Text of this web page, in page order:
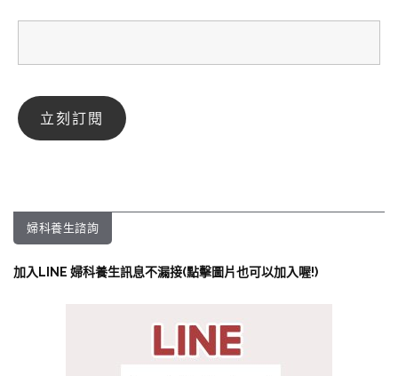
婦科養生諮詢
加入LINE 婦科養生訊息不漏接(點擊圖片也可以加入喔!)